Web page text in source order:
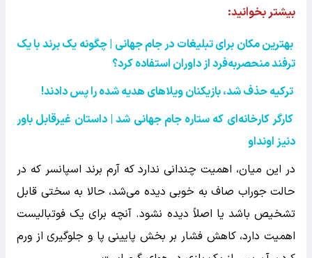
بیشتر بخوانید:
بهترین مکان برای تبلیغات در جام جهانی | چگونه یک برند با یک
ترفند منحصربه‌فرد از داوران استفاده کرد؟
ترکیه حذف شد، بازیکنان ویلاهای هدیه شده را پس دادند!
کارگر کارخانه‌ای که ستاره جام جهانی شد | داستان غیرقابل ‌باور
دنیز اونداو
در این میان، اهمیت چندانی ندارد که آرم برند اسپانسر که در
حالت جوراب صاف به خوبی دیده می‌شد، حالا به سختی قابل
تشخیص باشد یا اصلاً دیده نشود. آنچه برای یک فوتبالیست
اهمیت دارد، کاهش فشار بر بخش پایینی پا و جلوگیری از ورم